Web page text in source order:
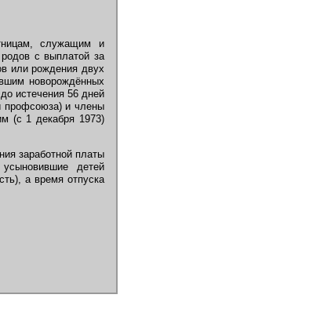
служащим и
с выплатой за
или рождения двух
новорождённых
истечения 56 дней
профсоюза) и члены
(с 1 декабря 1973)
заработной платы
детей
а время отпуска